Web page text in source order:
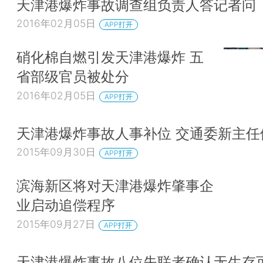
天津港爆炸事故调查组负责人答记者问
2016年02月05日 APP打开
硝化棉自燃引发天津港爆炸 五
省部级官员被处分
2016年02月05日 APP打开
天津港爆炸事故人事补位 交通委新主
2015年09月30日 APP打开
滨海新区将对天津港爆炸肇事企
业启动追偿程序
2015年09月27日 APP打开